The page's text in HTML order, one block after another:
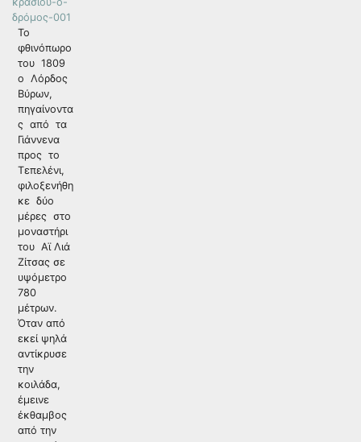
Το
φθινόπωρο
του 1809
ο Λόρδος
Βύρων,
πηγαίνοντα
ς από τα
Γιάννενα
προς το
Τεπελένι,
φιλοξενήθη
κε δύο
μέρες στο
μοναστήρι
του Αϊ Λιά
Ζίτσας σε
υψόμετρο
780
μέτρων.
Όταν από
εκεί ψηλά
αντίκρυσε
την
κοιλάδα,
έμεινε
έκθαμβος
από την